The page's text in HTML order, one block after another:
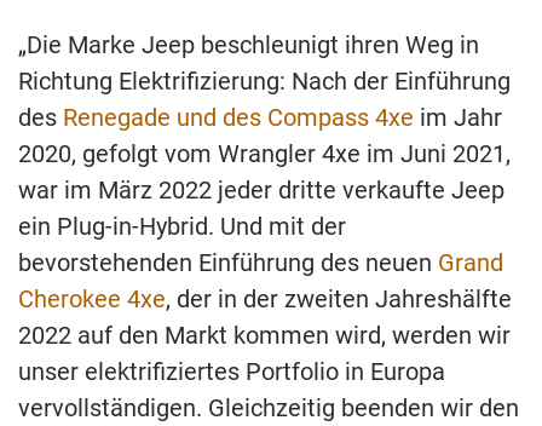
„Die Marke Jeep beschleunigt ihren Weg in
Richtung Elektrifizierung: Nach der Einführung
des Renegade und des Compass 4xe im Jahr
2020, gefolgt vom Wrangler 4xe im Juni 2021,
war im März 2022 jeder dritte verkaufte Jeep
ein Plug-in-Hybrid. Und mit der
bevorstehenden Einführung des neuen Grand
Cherokee 4xe, der in der zweiten Jahreshälfte
2022 auf den Markt kommen wird, werden wir
unser elektrifiziertes Portfolio in Europa
vervollständigen. Gleichzeitig beenden wir den